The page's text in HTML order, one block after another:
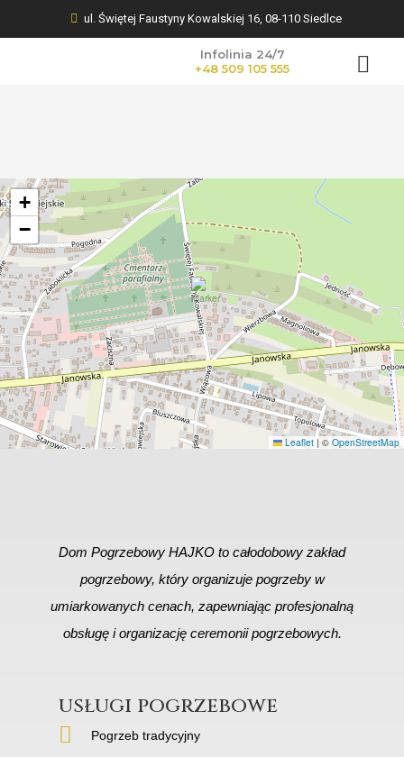
ul. Świętej Faustyny Kowalskiej 16, 08-110 Siedlce
Infolinia 24/7
+48 509 105 555
+
−
Leaflet | © OpenStreetMap
Dom Pogrzebowy HAJKO to całodobowy zakład
pogrzebowy, który organizuje pogrzeby w
umiarkowanych cenach, zapewniając profesjonalną
obsługę i organizację ceremonii pogrzebowych.
usługi pogrzebowe
Pogrzeb tradycyjny